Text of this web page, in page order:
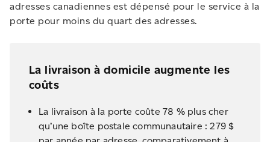
adresses canadiennes est dépensé pour le service à la
porte pour moins du quart des adresses.
La livraison à domicile augmente les
coûts
La livraison à la porte coûte 78 % plus cher
qu’une boîte postale communautaire : 279 $